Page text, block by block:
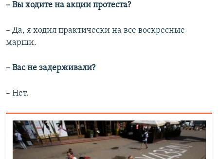
– Вы ходите на акции протеста?
– Да, я ходил практически на все воскресные
марши.
– Вас не задерживали?
– Нет.